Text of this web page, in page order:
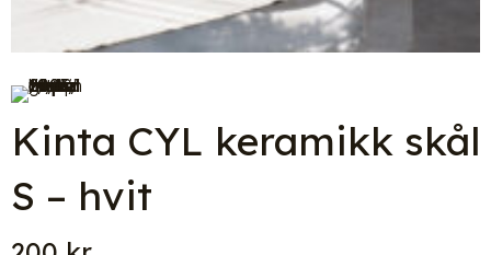
Kinta CYL keramikk skål
S – hvit